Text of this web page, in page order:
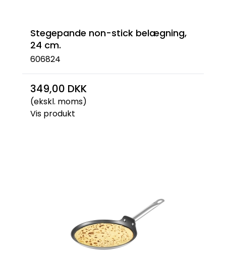
Stegepande non-stick belægning,
24 cm.
606824
349,00 DKK
(ekskl. moms)
Vis produkt